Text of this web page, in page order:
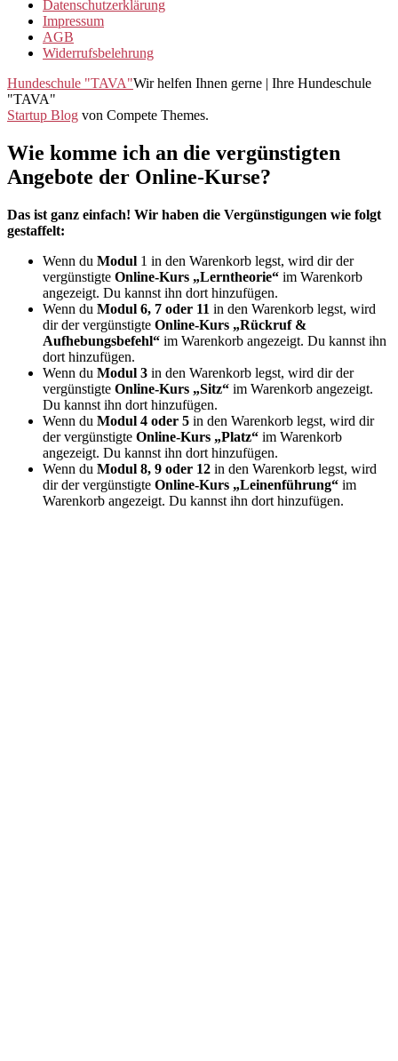
Datenschutzerklärung
Impressum
AGB
Widerrufsbelehrung
Hundeschule "TAVA"Wir helfen Ihnen gerne | Ihre Hundeschule
"TAVA"
Startup Blog von Compete Themes.
Wie komme ich an die vergünstigten
Angebote der Online-Kurse?
Das ist ganz einfach! Wir haben die Vergünstigungen wie folgt
gestaffelt:
Wenn du Modul 1 in den Warenkorb legst, wird dir der
vergünstigte Online-Kurs „Lerntheorie“ im Warenkorb
angezeigt. Du kannst ihn dort hinzufügen.
Wenn du Modul 6, 7 oder 11 in den Warenkorb legst, wird
dir der vergünstigte Online-Kurs „Rückruf &
Aufhebungsbefehl“ im Warenkorb angezeigt. Du kannst ihn
dort hinzufügen.
Wenn du Modul 3 in den Warenkorb legst, wird dir der
vergünstigte Online-Kurs „Sitz“ im Warenkorb angezeigt.
Du kannst ihn dort hinzufügen.
Wenn du Modul 4 oder 5 in den Warenkorb legst, wird dir
der vergünstigte Online-Kurs „Platz“ im Warenkorb
angezeigt. Du kannst ihn dort hinzufügen.
Wenn du Modul 8, 9 oder 12 in den Warenkorb legst, wird
dir der vergünstigte Online-Kurs „Leinenführung“ im
Warenkorb angezeigt. Du kannst ihn dort hinzufügen.